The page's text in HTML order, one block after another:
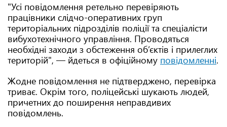
"Усі повідомлення ретельно перевіряють
працівники слідчо-оперативних груп
територіальних підрозділів поліції та спеціалісти
вибухотехнічного управління. Проводяться
необхідні заходи з обстеження об’єктів і прилеглих
територій", — йдеться в офіційному повідомленні.
Жодне повідомлення не підтверджено, перевірка
триває. Окрім того, поліцейські шукають людей,
причетних до поширення неправдивих
повідомлень.